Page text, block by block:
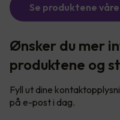
Se produktene våre
Ønsker du mer
produktene og
Fyll ut dine
på e-post i dag.